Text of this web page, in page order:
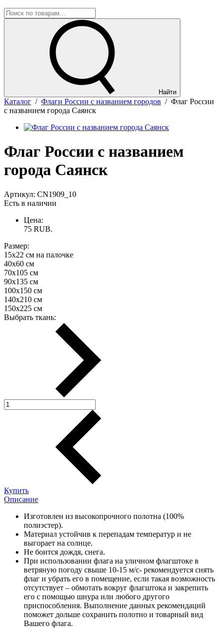
Найти
Каталог / Флаги России с названием городов / Флаг России
с названием города Саянск
Флаг России с названием
города Саянск
Артикул: CN1909_10
Есть в наличии
Цена:
75 RUB.
Размер:
15х22 см на палочке
40х60 см
70х105 см
90х135 см
100х150 см
140х210 см
150х225 см
Выбрать ткань:
Купить
Описание
Изготовлен из высокопрочного полотна (100%
полиэстер).
Материал устойчив к перепадам температур и не
выгорает на солнце.
Не боится дождя, снега.
При использовании флага на уличном флагштоке в
ветряную погоду свыше 10-15 м/с- рекомендуется снять
флаг и убрать его в помещение, если такая возможность
отсутствует – обмотать вокруг флагштока и закрепить
его с помощью шнура или любого другого
приспособления. Выполнение данных рекомендаций
поможет дольше сохранить полотно и товарный вид
Вашего флага.